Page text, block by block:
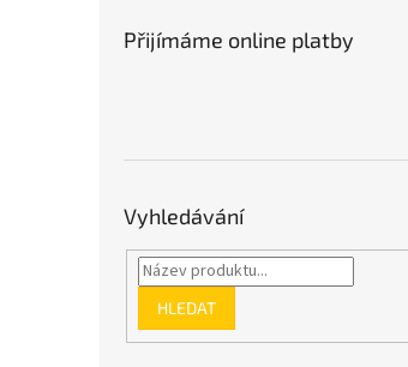
Přijímáme online platby
Vyhledávání
HLEDAT